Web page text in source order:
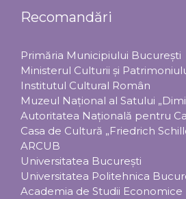
Recomandări
Primăria Municipiului Bucureşti
Ministerul Culturii şi
Institutul Cultural Român
Muzeul Național al Satului
Autoritatea Națională pentru
Casa de Cultură „Friedrich
ARCUB
Universitatea Bucureşti
Universitatea Politehnica
Academia de Studii Economice